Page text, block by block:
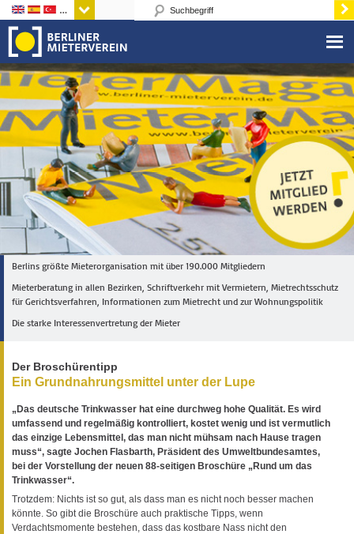
Sprachen
Berlins größte Mieterorganisation mit über 190.000 Mitgliedern
Mieterberatung in allen Bezirken, Schriftverkehr mit Vermietern, Mietrechtsschutz
für Gerichtsverfahren, Informationen zum Mietrecht und zur Wohnungspolitik
Die starke Interessenvertretung der Mieter
Der Broschürentipp
Ein Grundnahrungsmittel unter der Lupe
„Das deutsche Trinkwasser hat eine durchweg hohe Qualität. Es wird
umfassend und regelmäßig kontrolliert, kostet wenig und ist vermutlich
das einzige Lebensmittel, das man nicht mühsam nach Hause tragen
muss“, sagte Jochen Flasbarth, Präsident des Umweltbundesamtes,
bei der Vorstellung der neuen 88-seitigen Broschüre „Rund um das
Trinkwasser“.
Trotzdem: Nichts ist so gut, als dass man es nicht noch besser machen
könnte. So gibt die Broschüre auch praktische Tipps, wenn
Verdachtsmomente bestehen, dass das kostbare Nass nicht den